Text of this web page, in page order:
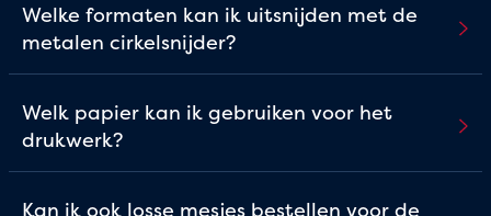
Welke formaten kan ik uitsnijden met de
metalen cirkelsnijder?
Welk papier kan ik gebruiken voor het
drukwerk?
Kan ik ook losse mesjes bestellen voor de